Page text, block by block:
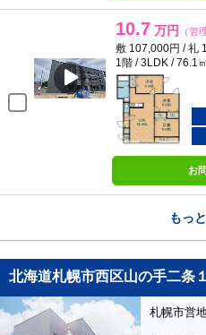
10.7 万円 （管
敷 107,000円 / 礼
1階 / 3LDK / 76.1㎡
お
もっ
北海道札幌市西区山の手二条
札幌市営